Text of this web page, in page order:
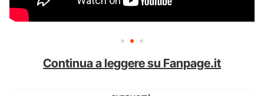
Continua a leggere su Fanpage.it